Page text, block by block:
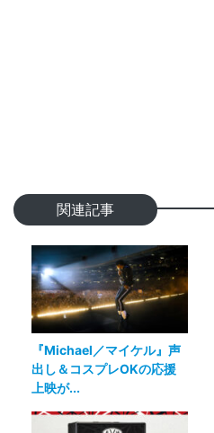
関連記事
『Michael／マイケル』声
出し＆コスプレOKの応援
上映が...